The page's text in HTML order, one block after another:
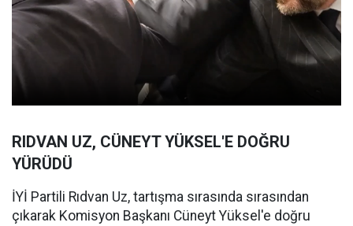
RIDVAN UZ, CÜNEYT YÜKSEL'E DOĞRU
YÜRÜDÜ
İYİ Partili Rıdvan Uz, tartışma sırasında sırasından
çıkarak Komisyon Başkanı Cüneyt Yüksel'e doğru